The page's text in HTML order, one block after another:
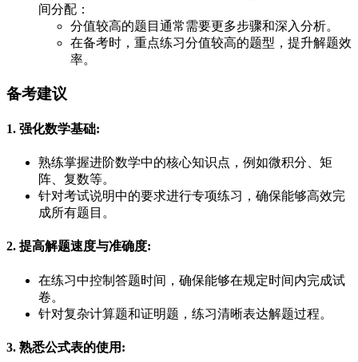
间分配：
分值较高的题目通常需要更多步骤和深入分析。
在备考时，重点练习分值较高的题型，提升解题效
率。
备考建议
1. 强化数学基础:
熟练掌握进阶数学中的核心知识点，例如微积分、矩
阵、复数等。
针对考试说明中的要求进行专项练习，确保能够高效完
成所有题目。
2. 提高解题速度与准确度:
在练习中控制答题时间，确保能够在规定时间内完成试
卷。
针对复杂计算题和证明题，练习清晰表达解题过程。
3. 熟悉公式表的使用 :